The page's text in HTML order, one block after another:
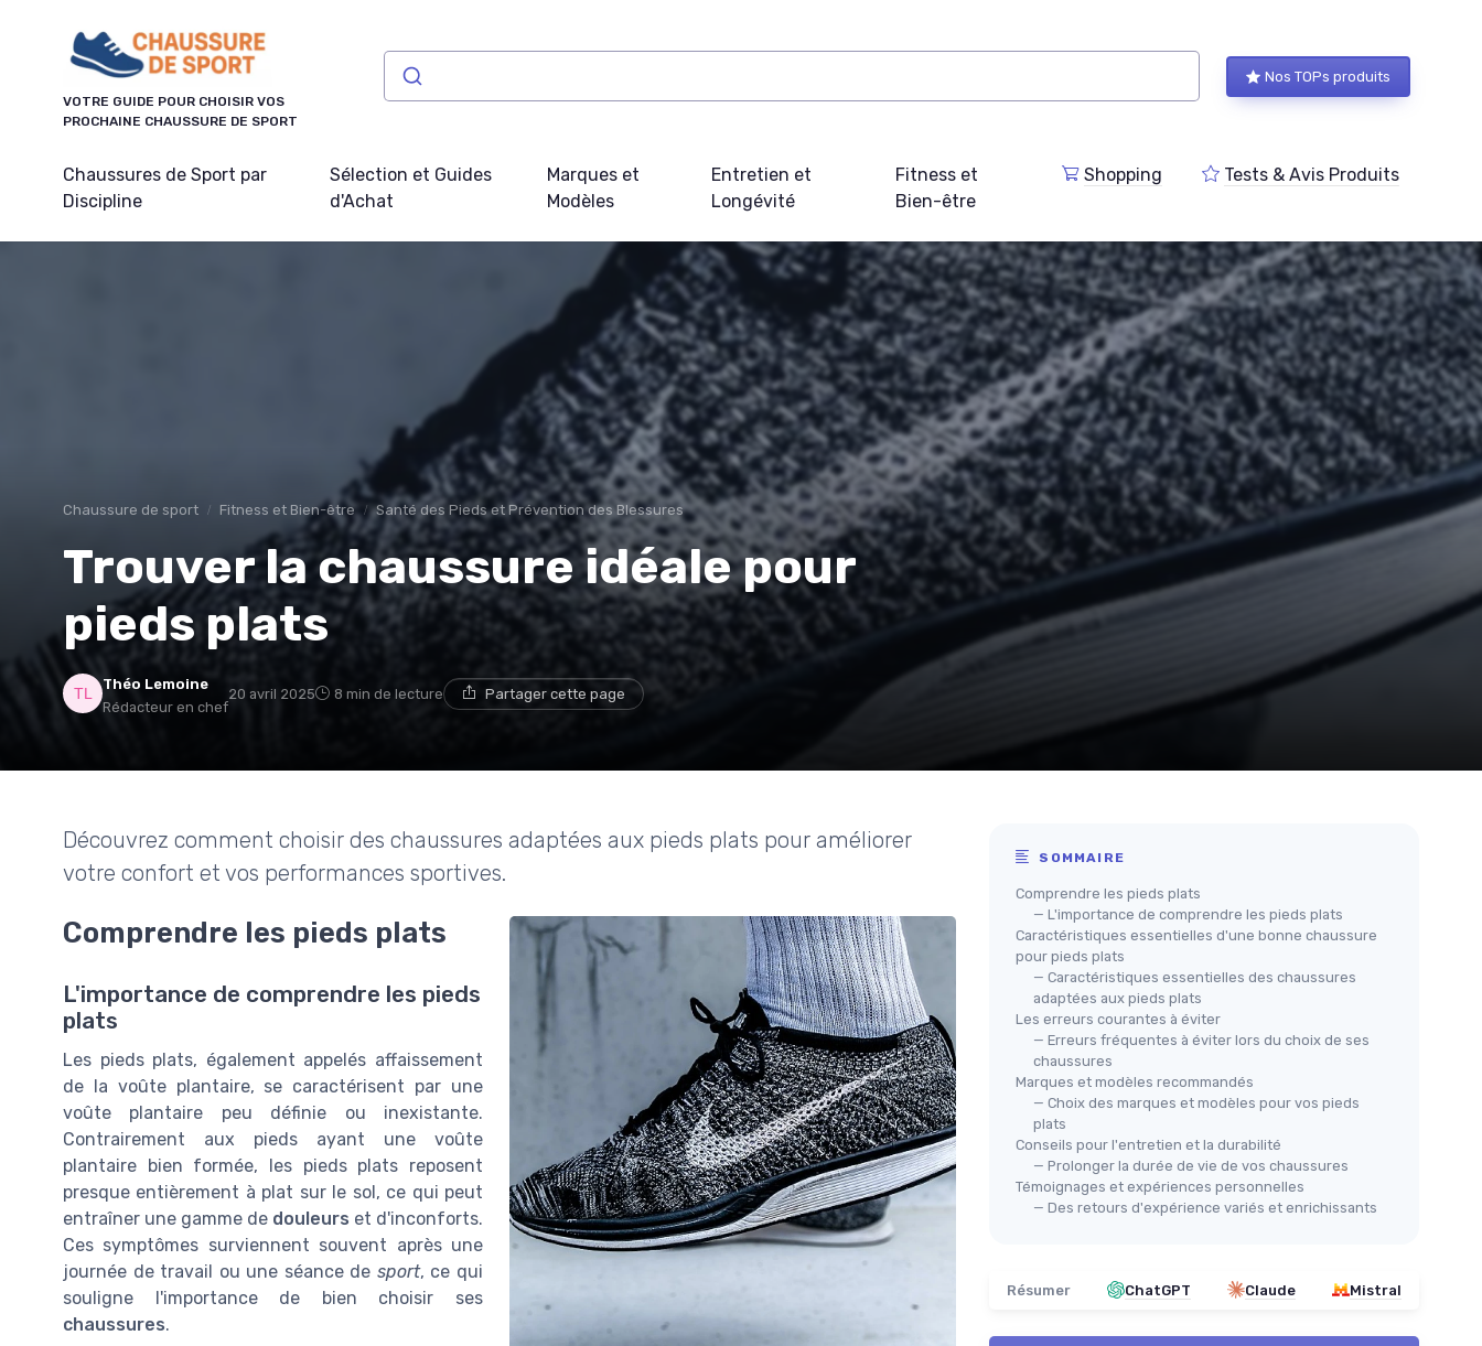
VOTRE GUIDE POUR CHOISIR VOS
PROCHAINE CHAUSSURE DE SPORT
Nos TOPs produits
Chaussures de Sport par
Discipline
Sélection et Guides
d'Achat
Marques et
Modèles
Entretien et
Longévité
Fitness et
Bien-être
Shopping Tests & Avis Produits
Chaussure de sport Fitness et Bien-être Santé des Pieds et Prévention des Blessures
Trouver la chaussure idéale pour
pieds plats
Théo Lemoine
Rédacteur en chef
20 avril 2025 8 min de lecture Partager cette page
Découvrez comment choisir des chaussures adaptées aux pieds plats pour améliorer
votre confort et vos performances sportives.
Comprendre les pieds plats
L'importance de comprendre les pieds
plats
Les pieds plats, également appelés affaissement
de la voûte plantaire, se caractérisent par une
voûte plantaire peu définie ou inexistante.
Contrairement aux pieds ayant une voûte
plantaire bien formée, les pieds plats reposent
presque entièrement à plat sur le sol, ce qui peut
entraîner une gamme de douleurs et d'inconforts.
Ces symptômes surviennent souvent après une
journée de travail ou une séance de sport, ce qui
souligne l'importance de bien choisir ses
chaussures.
SOMMAIRE
Comprendre les pieds plats
— L'importance de comprendre les pieds plats
Caractéristiques essentielles d'une bonne chaussure
pour pieds plats
— Caractéristiques essentielles des chaussures
adaptées aux pieds plats
Les erreurs courantes à éviter
— Erreurs fréquentes à éviter lors du choix de ses
chaussures
Marques et modèles recommandés
— Choix des marques et modèles pour vos pieds
plats
Conseils pour l'entretien et la durabilité
— Prolonger la durée de vie de vos chaussures
Témoignages et expériences personnelles
— Des retours d'expérience variés et enrichissants
Résumer ChatGPT Claude Mistral